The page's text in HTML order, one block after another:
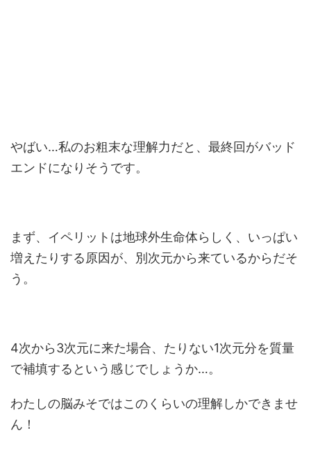
やばい…私のお粗末な理解力だと、最終回がバッド
エンドになりそうです。
まず、イペリットは地球外生命体らしく、いっぱい
増えたりする原因が、別次元から来ているからだそ
う。
4次から3次元に来た場合、たりない1次元分を質量
で補填するという感じでしょうか…。
わたしの脳みそではこのくらいの理解しかできませ
ん！